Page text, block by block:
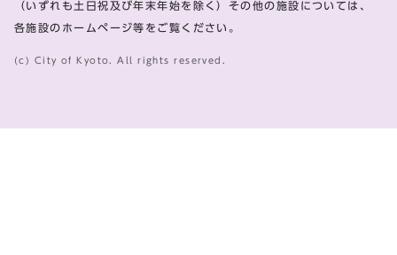
（いずれも土日祝及び年末年始を除く）その他の施設については、
各施設のホームページ等をご覧ください。
(c) City of Kyoto. All rights reserved.